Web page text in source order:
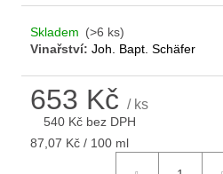
Skladem (>6 ks)
Vinařství:Joh. Bapt. Schäfer
653 Kč/ ks
540 Kč bez DPH
Měrná
87,07 Kč / 100 ml
p